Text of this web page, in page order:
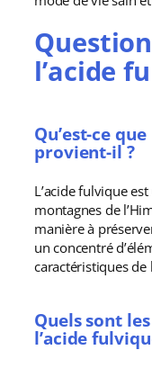
l’acide
Qu’est-ce
provient-il ?
L’acide fulvique
montagnes de
manière à
un concentré
caractéristiques de
Quels sont
l’acide